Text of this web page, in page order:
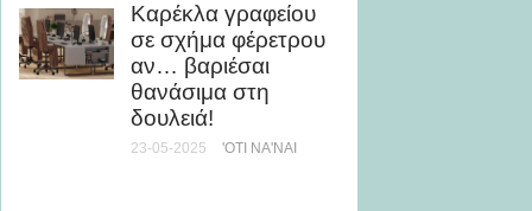
Καρέκλα γραφείου
σε σχήμα φέρετρου
αν… βαριέσαι
θανάσιμα στη
δουλειά!
23-05-2025 'ΟΤΙ ΝΑ'ΝΑΙ